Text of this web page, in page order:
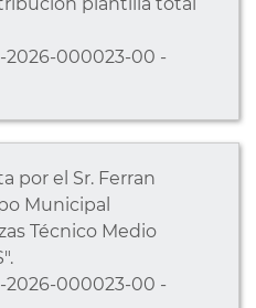
2026-000023-00 -
por el Sr. Ferran
Municipal
Técnico Medio
2026-000023-00 -